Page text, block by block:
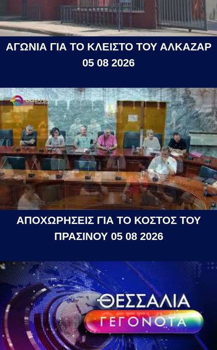
ΑΓΩΝΙΑ ΓΙΑ ΤΟ ΚΛΕΙΣΤΟ ΤΟΥ ΑΛΚΑΖΑΡ
05 08 2026
ΑΠΟΧΩΡΗΣΕΙΣ ΓΙΑ ΤΟ ΚΟΣΤΟΣ ΤΟΥ
ΠΡΑΣΙΝΟΥ 05 08 2026